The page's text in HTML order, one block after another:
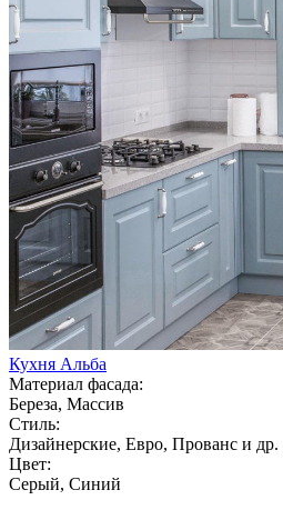
Кухня Альба
Материал фасада:
Береза, Массив
Стиль:
Дизайнерские, Евро, Прованс и др.
Цвет:
Серый, Синий